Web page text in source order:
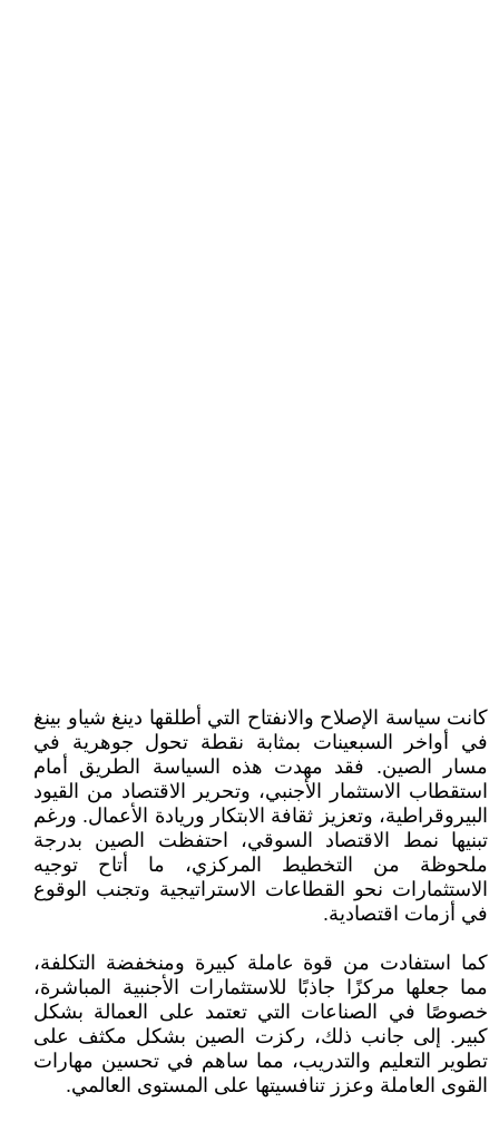
كانت سياسة الإصلاح والانفتاح التي أطلقها دينغ شياو بينغ
في أواخر السبعينات بمثابة نقطة تحول جوهرية في
مسار الصين. فقد مهدت هذه السياسة الطريق أمام
استقطاب الاستثمار الأجنبي، وتحرير الاقتصاد من القيود
البيروقراطية، وتعزيز ثقافة الابتكار وريادة الأعمال. ورغم
تبنيها نمط الاقتصاد السوقي، احتفظت الصين بدرجة
ملحوظة من التخطيط المركزي، ما أتاح توجيه
الاستثمارات نحو القطاعات الاستراتيجية وتجنب الوقوع
في أزمات اقتصادية.
كما استفادت من قوة عاملة كبيرة ومنخفضة التكلفة،
مما جعلها مركزًا جاذبًا للاستثمارات الأجنبية المباشرة،
خصوصًا في الصناعات التي تعتمد على العمالة بشكل
كبير. إلى جانب ذلك، ركزت الصين بشكل مكثف على
تطوير التعليم والتدريب، مما ساهم في تحسين مهارات
القوى العاملة وعزز تنافسيتها على المستوى العالمي.